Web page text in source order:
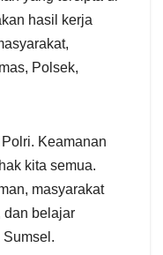
hasil kerja
Polsek,
Keamanan
kita semua.
masyarakat
dan belajar
Sumsel.